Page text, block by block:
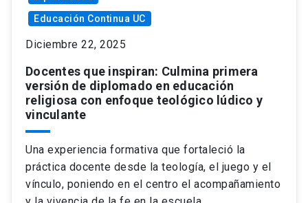
Educación Continua UC
Diciembre 22, 2025
Docentes que inspiran: Culmina primera
versión de diplomado en educación
religiosa con enfoque teológico lúdico y
vinculante
Una experiencia formativa que fortaleció la
práctica docente desde la teología, el juego y el
vínculo, poniendo en el centro el acompañamiento